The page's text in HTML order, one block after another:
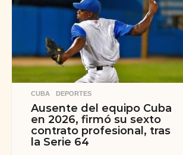
a
t
r
s
CUBA ,DEPORTES
Ausente del equipo Cuba
en 2026, firmó su sexto
contrato profesional, tras
la Serie 64